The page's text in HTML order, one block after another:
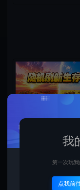
随机生成
我
第一次玩
点我前